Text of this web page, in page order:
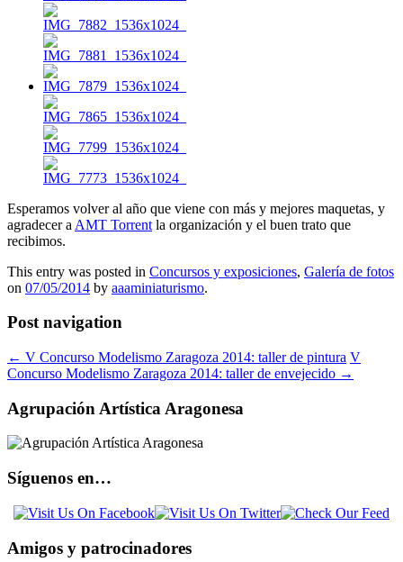
Esperamos volver al año que viene con más y mejores maquetas, y
agradecer a AMT Torrent la organización y el buen trato que
recibimos.
This entry was posted in Concursos y exposiciones, Galería de fotos
on 07/05/2014 by aaaminiaturismo.
Post navigation
← V Concurso Modelismo Zaragoza 2014: taller de pintura V
Concurso Modelismo Zaragoza 2014: taller de envejecido →
Agrupación Artística Aragonesa
Síguenos en…
Amigos y patrocinadores